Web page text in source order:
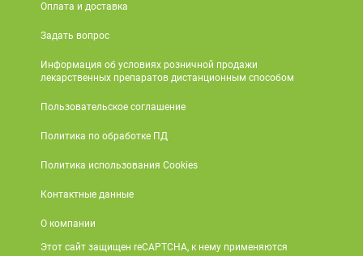
Оплата и доставка
Задать вопрос
Информация об условиях розничной продажи
лекарственных препаратов дистанционным способом
Пользовательское соглашение
Политика по обработке ПД
Политика использования Cookies
Контактные данные
О компании
Этот сайт защищен reCAPTCHA, к нему применяются